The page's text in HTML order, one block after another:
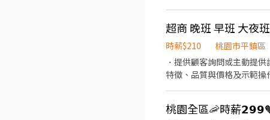
流箱約 10–15kg） ✔ 作業
13:30（每日排 2–5H） 固
–––––––––––––––– 📍門
樓 ⭐ 大園華興－智取店｜
大溪區 ⭐ 大溪民權－智取店｜民權東路162號1樓 🔹 中壢區 🏪 中壢松
樓 ⭐ 中壢中美－智取店｜
193號1樓 ⭐ 中壢中正－智
超商 晚班 早班 大夜
時薪$210
桃園市平鎮區
．提供顧客詢問或主動提
特徵、品質與價格及示範
桃園全區🦐時薪